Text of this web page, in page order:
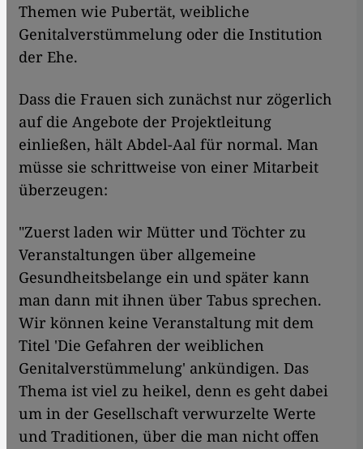
Themen wie Pubertät, weibliche
Genitalverstümmelung oder die Institution
der Ehe.
Dass die Frauen sich zunächst nur zögerlich
auf die Angebote der Projektleitung
einließen, hält Abdel-Aal für normal. Man
müsse sie schrittweise von einer Mitarbeit
überzeugen:
"Zuerst laden wir Mütter und Töchter zu
Veranstaltungen über allgemeine
Gesundheitsbelange ein und später kann
man dann mit ihnen über Tabus sprechen.
Wir können keine Veranstaltung mit dem
Titel 'Die Gefahren der weiblichen
Genitalverstümmelung' ankündigen. Das
Thema ist viel zu heikel, denn es geht dabei
um in der Gesellschaft verwurzelte Werte
und Traditionen, über die man nicht offen